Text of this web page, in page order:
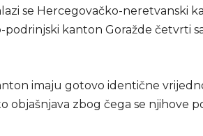
se Hercegovačko-neretvanski
podrinjski kanton Goražde četvrti
imaju gotovo identične
objašnjava zbog čega se njihove